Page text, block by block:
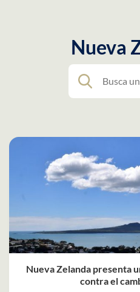
Nueva
Nueva Zelanda presenta
contra el